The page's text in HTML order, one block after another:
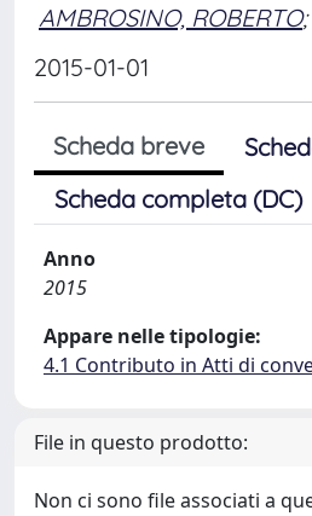
AMBROSINO, ROBERTO;
2015-01-01
Scheda breve
Scheda completa (DC)
Anno
2015
Appare nelle tipologie:
4.1 Contributo in Atti di
File in questo prodotto:
Non ci sono file associati a